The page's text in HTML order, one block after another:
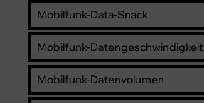
Mobilfunk-Data-Snack
Mobilfunk-Datengeschwindigkeit
Mobilfunk-Datenvolumen